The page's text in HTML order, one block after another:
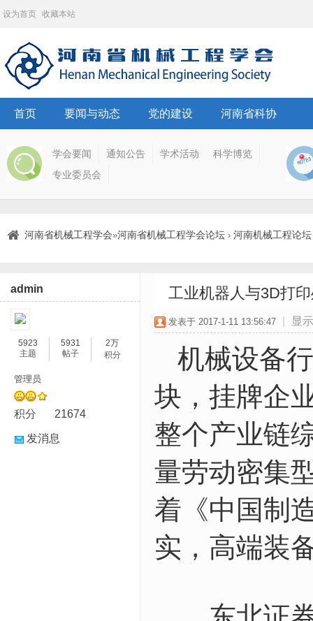
设为首页 收藏本站
首页 要闻与动态 党的建设 河南省科协
学会要闻 通知公告 学术活动
科学博览
专业委员会
河南省机械工程学会»河南省机械工程学会论坛 › 河南机械工程论坛
admin
5923
主题
5931
帖子
2万
积分
管理员
积分 21674
发消息
工业机器人与3D打
发表于 2017-1-11 13:56:47 显
机械设备
块，挂牌企
整个产业链
量劳动密集
着《中国制
实，高端装